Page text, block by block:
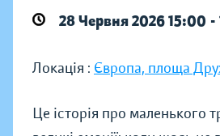
28 Червня 2026 15:00 -
Локація : Європа, площа
Це історія про маленького